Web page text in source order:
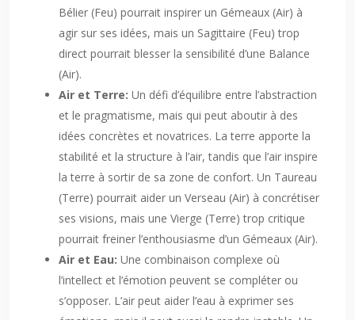
Bélier (Feu) pourrait inspirer un Gémeaux (Air) à
agir sur ses idées, mais un Sagittaire (Feu) trop
direct pourrait blesser la sensibilité d’une Balance
(Air).
Air et Terre: Un défi d’équilibre entre l’abstraction
et le pragmatisme, mais qui peut aboutir à des
idées concrètes et novatrices. La terre apporte la
stabilité et la structure à l’air, tandis que l’air inspire
la terre à sortir de sa zone de confort. Un Taureau
(Terre) pourrait aider un Verseau (Air) à concrétiser
ses visions, mais une Vierge (Terre) trop critique
pourrait freiner l’enthousiasme d’un Gémeaux (Air).
Air et Eau: Une combinaison complexe où
l’intellect et l’émotion peuvent se compléter ou
s’opposer. L’air peut aider l’eau à exprimer ses